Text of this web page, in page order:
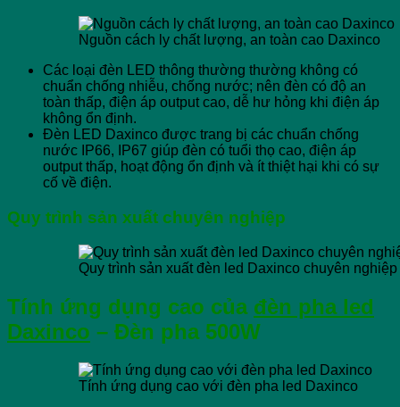
Nguồn cách ly chất lượng, an toàn cao Daxinco
Các loại đèn LED thông thường thường không có
chuẩn chống nhiễu, chống nước; nên đèn có độ an
toàn thấp, điện áp output cao, dễ hư hỏng khi điện áp
không ổn định.
Đèn LED Daxinco được trang bị các chuẩn chống
nước IP66, IP67 giúp đèn có tuổi thọ cao, điện áp
output thấp, hoạt động ổn định và ít thiệt hại khi có sự
cố về điện.
Quy trình sản xuất chuyên nghiệp
Quy trình sản xuất đèn led Daxinco chuyên
Tính ứng dụng cao của đèn pha led
Daxinco – Đèn pha 500W
Tính ứng dụng cao với đèn pha led Daxinco